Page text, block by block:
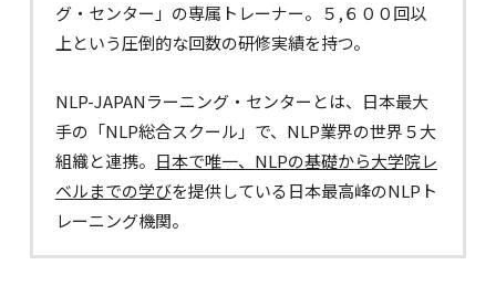
グ・センター」の専属トレーナー。５,６００回以
上という圧倒的な回数の研修実績を持つ。
NLP-JAPANラーニング・センターとは、日本最大
手の「NLP総合スクール」で、NLP業界の世界５大
組織と連携。 日本で唯一、NLPの基礎から大学院レ
ベルまでの学びを提供している日本最高峰のNLPト
レーニング機関。